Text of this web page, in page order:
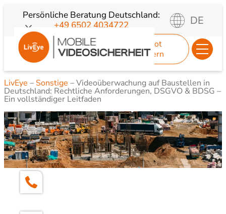
Inhalt
springen
Persönliche Beratung Deutschland:
+49 6502 4034722
DE
Angebot
anfordern
LivEye – Sonstige –Videoüberwachung auf Baustellen in
Deutschland: Rechtliche Anforderungen, DSGVO & BDSG –
Ein vollständiger Leitfaden